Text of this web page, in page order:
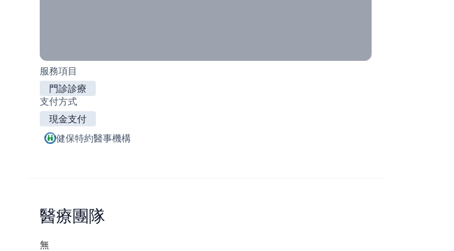
服務項目
門診診療
支付方式
現金支付
健保特約醫事機構
醫療團隊
無